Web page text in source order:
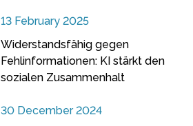
13 February 2025
Widerstandsfähig gegen
Fehlinformationen: KI stärkt den
sozialen Zusammenhalt
30 December 2024